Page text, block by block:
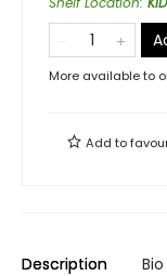
More available to
Add to
Description Bio